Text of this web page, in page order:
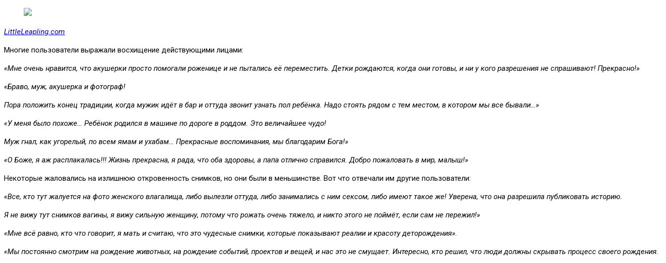
LittleLeapling.com
Многие пользователи выражали восхищение действующими лицами:
«Мне очень нравится, что акушерки просто помогали роженице и не пытались её переместить. Детки рождаются, когда они готовы, и ни у кого разрешения не спрашивают! Прекрасно!»
«Браво, муж, акушерка и фотограф!
Пора положить конец традиции, когда мужик идёт в бар и оттуда звонит узнать пол ребёнка. Надо стоять рядом с тем местом, в котором мы все бывали…»
«У меня было похоже… Ребёнок родился в машине по дороге в роддом. Это величайшее чудо!
Муж гнал, как угорелый, по всем ямам и ухабам… Прекрасные воспоминания, мы благодарим Бога!»
«О Боже, я аж расплакалась!!! Жизнь прекрасна, я рада, что оба здоровы, а папа отлично справился. Добро пожаловать в мир, малыш!»
Некоторые жаловались на излишнюю откровенность снимков, но они были в меньшинстве. Вот что отвечали им другие пользователи:
«Все, кто тут жалуется на фото женского влагалища, либо вылезли оттуда, либо занимались с ним сексом, либо имеют такое же! Уверена, что она разрешила публиковать историю.
Я не вижу тут снимков вагины, я вижу сильную женщину, потому что рожать очень тяжело, и никто этого не поймёт, если сам не пережил!»
«Мне всё равно, кто что говорит, я мать и считаю, что это чудесные снимки, которые показывают реалии и красоту деторождения».
«Мы постоянно смотрим на рождение животных, на рождение событий, проектов и вещей, и нас это не смущает. Интересно, кто решил, что люди должны скрывать процесс своего рождения.